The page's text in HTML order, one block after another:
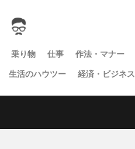
乗り物 仕事 作法・マナー
生活のハウツー 経済・ビジネス